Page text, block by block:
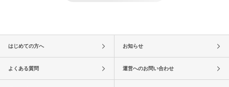
はじめての方へ お知らせ
よくある質問 運営へのお問い合わせ